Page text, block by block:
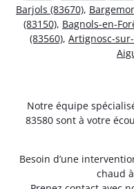
Barjols (83670),
(83150), Bagnols-en-
(83560), Artignosc-
Notre équipe
83580 sont à votre
Besoin d’une
chaud